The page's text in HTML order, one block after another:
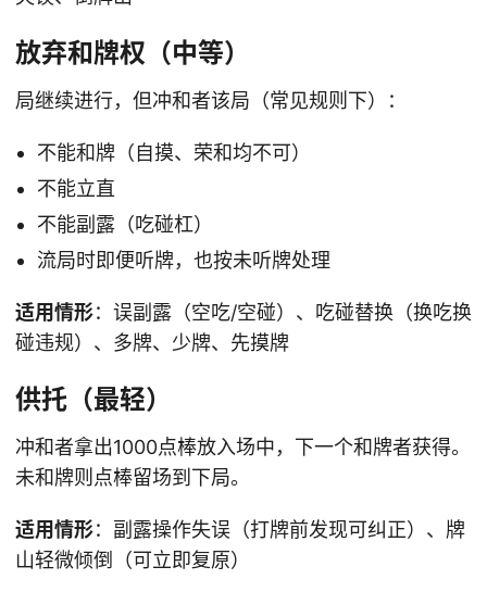
放弃和牌权（中等）
局继续进行，但冲和者该局（常见规则下）：
不能和牌（自摸、荣和均不可）
不能立直
不能副露（吃碰杠）
流局时即便听牌，也按未听牌处理
适用情形：误副露（空吃/空碰）、吃碰替换（换吃换
碰违规）、多牌、少牌、先摸牌
供托（最轻）
冲和者拿出1000点棒放入场中，下一个和牌者获得。
未和牌则点棒留场到下局。
适用情形：副露操作失误（打牌前发现可纠正）、牌
山轻微倾倒（可立即复原）